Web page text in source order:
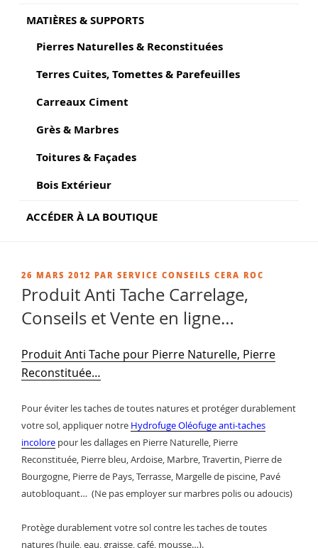
MATIÈRES & SUPPORTS
Pierres Naturelles & Reconstituées
Terres Cuites, Tomettes & Parefeuilles
Carreaux Ciment
Grès & Marbres
Toitures & Façades
Bois Extérieur
ACCÉDER À LA BOUTIQUE
PUBLIÉ
LE
26 MARS 2012 PAR SERVICE CONSEILS CERA ROC
Produit Anti Tache Carrelage,
Conseils et Vente en ligne…
Produit Anti Tache pour Pierre Naturelle, Pierre
Reconstituée…
Pour éviter les taches de toutes natures et protéger durablement
votre sol, appliquer notre Hydrofuge Oléofuge anti-taches
incolore pour les dallages en Pierre Naturelle, Pierre
Reconstituée, Pierre bleu, Ardoise, Marbre, Travertin, Pierre de
Bourgogne, Pierre de Pays, Terrasse, Margelle de piscine, Pavé
autobloquant… (Ne pas employer sur marbres polis ou adoucis)
Protège durablement votre sol contre les taches de toutes
natures (huile, eau, graisse, café, mousse…).